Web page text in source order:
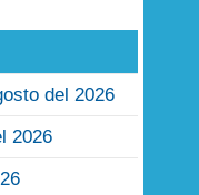
del 2026
2026